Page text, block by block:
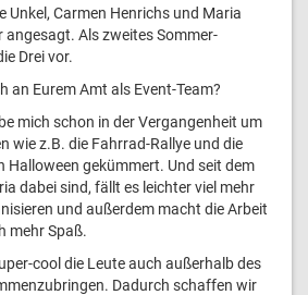
Unkel, Carmen Henrichs und Maria
angesagt. Als zweites Sommer-
Drei vor.
an Eurem Amt als Event-Team?
mich schon in der Vergangenheit um
wie z.B. die Fahrrad-Rallye und die
Halloween gekümmert. Und seit dem
dabei sind, fällt es leichter viel mehr
und außerdem macht die Arbeit
mehr Spaß.
cool die Leute auch außerhalb des
Dadurch schaffen wir